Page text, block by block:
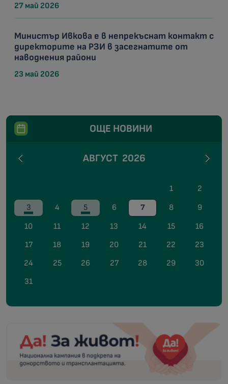
27 май 2026
Министър Ивкова е в непрекъснат контакт с
директорите на РЗИ в засегнатите от
наводнения райони
23 май 2026
ОЩЕ НОВИНИ
АВГУСТ 2026
1
2
3
4 5 6 7 8
9
10
11 12 13 14 15
16
17
18 19 20 21 22
23
24
25 26 27 28 29
30
31